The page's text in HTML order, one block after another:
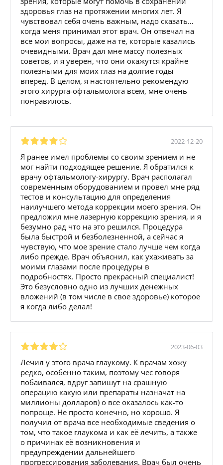
здоровья глаз на протяжении многих лет. Я
чувствовал себя очень важным, надо сказать…
когда меня принимал этот врач. Он отвечал на
все мои вопросы, даже на те, которые казались
очевидными. Врач дал мне массу полезных
советов, и я уверен, что они окажутся крайне
полезными для моих глаз на долгие годы
вперед. В целом, я настоятельно рекомендую
этого хирурга-офтальмолога всем, мне очень
понравилось.
2022-12-20
Я ранее имел проблемы со своим зрением и не
мог найти подходящее решение. Я обратился к
врачу офтальмологу-хирургу. Врач располагал
современным оборудованием и провел мне ряд
тестов и консультацию для определения
наилучшего метода коррекции моего зрения. Он
предложил мне лазерную коррекцию зрения, и я
безумно рад что на это решился. Процедура
была быстрой и безболезненной, а сейчас я
чувствую, что мое зрение стало лучше чем когда
либо прежде. Врач объяснил, как ухаживать за
моими глазами после процедуры в
подробностях. Просто прекрасный специалист!
Это безусловно одно из лучших денежных
вложений (в том числе в свое здоровье) которое
я когда либо делал!
2023-06-03
Лечил у этого врача глаукому. К врачам хожу
редко, особенно таким, поэтому чес говоря
побаивался, вдруг запишут на срашную
операцию какую или препараты назначат на
миллионы долларов) о все оказалось как-то
попроще. Не просто конечно, но хорошо. Я
получил от врача все необходимые сведения о
том, что такое глаукома и как её лечить, а также
о причинах её возникновения и
предупреждении дальнейшего
прогрессирования заболевания. Врач был очень